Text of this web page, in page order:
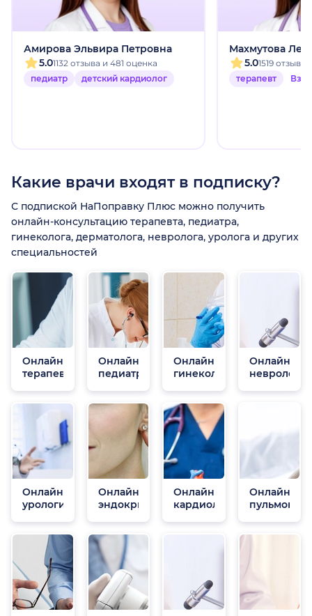
Амирова Эльвира Петровна
5.01132 отзыва и 481 оценка
педиатр
детский кардиолог
Махмутова
5.01519
терапевт
Какие врачи входят в подписку?
С подпиской НаПоправку Плюс можно получить
онлайн-консультацию терапевта, педиатра,
гинеколога, дерматолога, невролога, уролога и других
специальностей
Онлайн
терапевты
Онлайн
педиатры
Онлайн
гинекологи
Онлайн
неврологи
Онлайн
урологи
Онлайн
эндокринологи
Онлайн
кардиологи
Онлайн